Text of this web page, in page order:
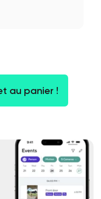
au panier !